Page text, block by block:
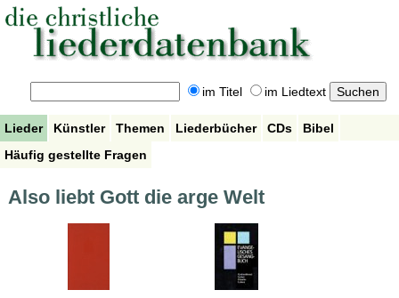
im Titel im Liedtext
Lieder Künstler Themen Liederbücher CDs
Bibel
Häufig gestellte Fragen
Also liebt Gott die arge Welt